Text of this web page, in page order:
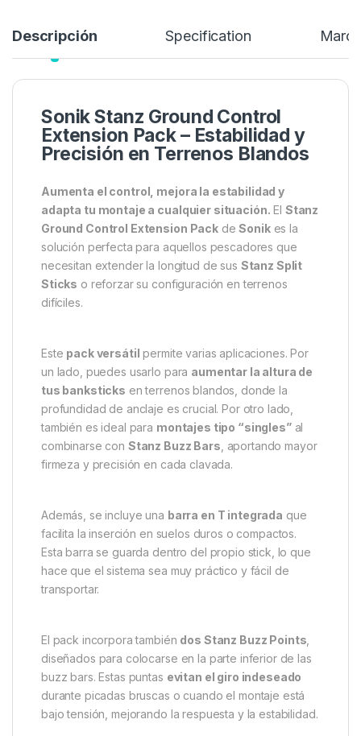
Descripción Specification Marca
Sonik Stanz Ground Control
Extension Pack – Estabilidad y
Precisión en Terrenos Blandos
Aumenta el control, mejora la estabilidad y
adapta tu montaje a cualquier situación. El Stanz
Ground Control Extension PackdeSonikes la
solución perfecta para aquellos pescadores que
necesitan extender la longitud de sus Stanz Split
Sticks o reforzar su configuración en terrenos
difíciles.
Este pack versátil permite varias aplicaciones. Por
un lado, puedes usarlo para aumentar la altura de
tus banksticks en terrenos blandos, donde la
profundidad de anclaje es crucial. Por otro lado,
también es ideal para montajes tipo “singles”al
combinarse con Stanz Buzz Bars , aportando mayor
firmeza y precisión en cada clavada.
Además, se incluye una barra en T integrada que
facilita la inserción en suelos duros o compactos.
Esta barra se guarda dentro del propio stick, lo que
hace que el sistema sea muy práctico y fácil de
transportar.
El pack incorpora también dos Stanz Buzz Points
diseñados para colocarse en la parte inferior de las
buzz bars. Estas puntas evitan el giro indeseado
durante picadas bruscas o cuando el montaje está
bajo tensión, mejorando la respuesta y la estabilidad.